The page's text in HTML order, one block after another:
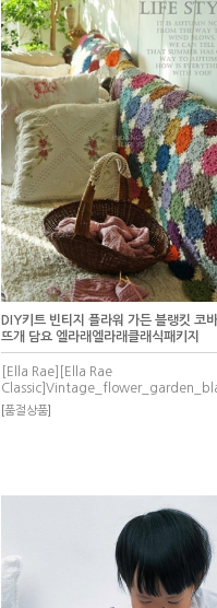
DIY키트 빈티지 플라워 가든 블랭킷 코
뜨개 담요 엘라래엘라래클래식패키지
[Ella Rae][Ella Rae
[품절상품]